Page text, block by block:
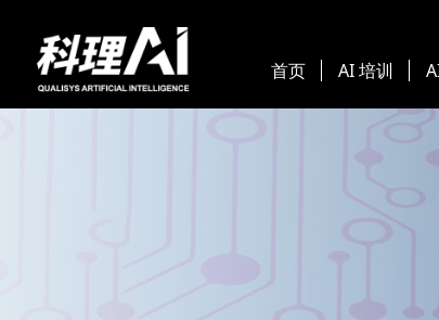
首页 AI 培训